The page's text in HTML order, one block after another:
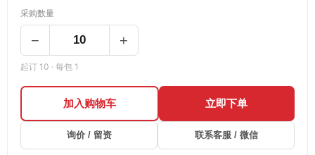
采购数量
− +
起订 10 · 每包 1
加入购物车 立即下单
询价 / 留资 联系客服 / 微信